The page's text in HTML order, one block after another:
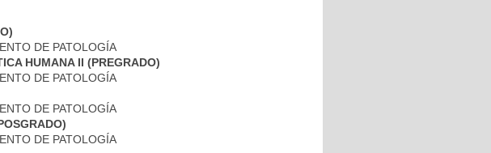
DE PATOLOGÍA
HUMANA II (PREGRADO)
DE PATOLOGÍA
DE PATOLOGÍA
DE PATOLOGÍA